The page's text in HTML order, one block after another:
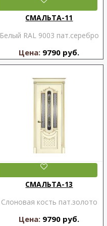
СМАЛЬТА-11
Белый RAL 9003 пат.серебро
Цена: 9790 руб.
СМАЛЬТА-13
Слоновая кость пат.золото
Цена: 9790 руб.